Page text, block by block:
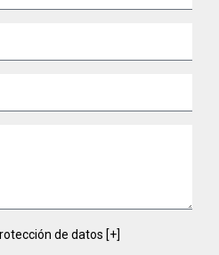
de datos [+]